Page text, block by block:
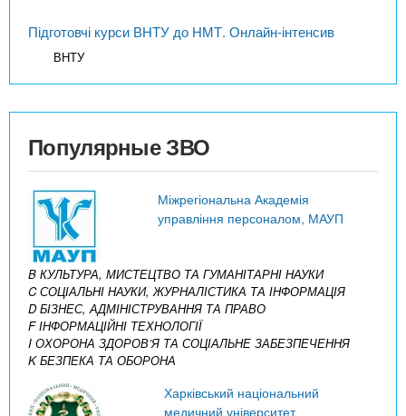
Підготовчі курси ВНТУ до НМТ. Онлайн-інтенсив
ВНТУ
Популярные ЗВО
Міжрегіональна Академія
управління персоналом, МАУП
B КУЛЬТУРА, МИСТЕЦТВО ТА ГУМАНІТАРНІ НАУКИ
C СОЦІАЛЬНІ НАУКИ, ЖУРНАЛІСТИКА ТА ІНФОРМАЦІЯ
D БІЗНЕС, АДМІНІСТРУВАННЯ ТА ПРАВО
F ІНФОРМАЦІЙНІ ТЕХНОЛОГІЇ
I ОХОРОНА ЗДОРОВ’Я ТА СОЦІАЛЬНЕ ЗАБЕЗПЕЧЕННЯ
K БЕЗПЕКА ТА ОБОРОНА
Харківський національний
медичний університет